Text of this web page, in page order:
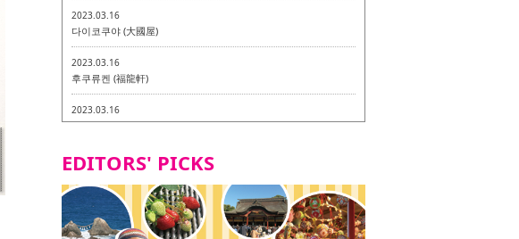
2023.03.16
다이코쿠야 (大國屋)
2023.03.16
후쿠류켄 (福龍軒)
2023.03.16
후쿠오카 라멘 월드 - Presented by 누들 라이터 야마다 유이치로
2023.03.07
비건・베지테리언 메뉴 시식 투어 in 후쿠오카시
2023.03.07
이소기요카라즈 하카타 본점 / 磯ぎよからず 博多本店 - 비건・베
EDITORS' PICKS